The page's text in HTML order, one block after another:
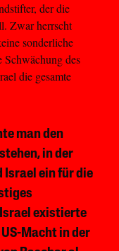
der die
Zwar herrscht
sonderliche
Schwächung des
die gesamte
man den
in der
Israel ein für die
existierte
Macht in der